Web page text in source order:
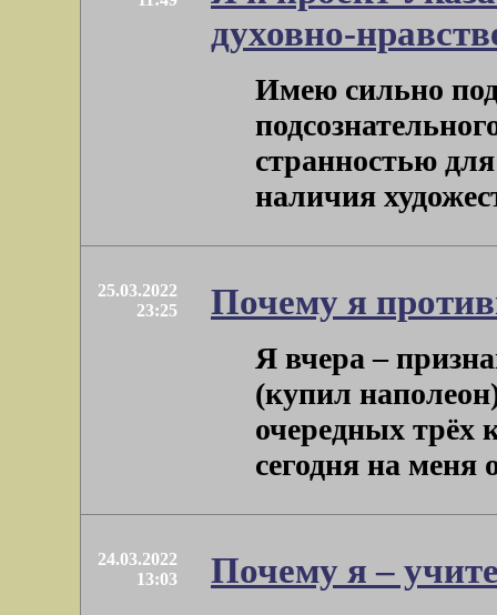
духовно-
Имею сильно
странностью
наличия
25.03.2022
23:25
Почему я
Я вчера –
(купил
очередных трёх
сегодня на меня
24.03.2022
13:03
Почему я –